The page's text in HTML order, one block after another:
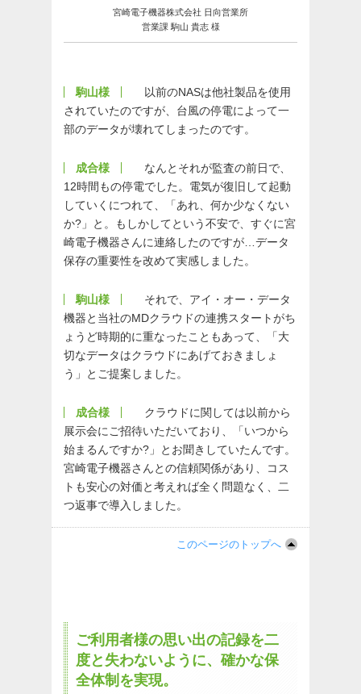
宮崎電子機器株式会社 日向営業所
営業課 駒山 貴志 様
駒山様
以前のNASは他社製品を使用
されていたのですが、台風の停電によって一
部のデータが壊れてしまったのです。
成合様
なんとそれが監査の前日で、
12時間もの停電でした。電気が復旧して起動
していくにつれて、「あれ、何か少なくない
か?」と。もしかしてという不安で、すぐに宮
崎電子機器さんに連絡したのですが…データ
保存の重要性を改めて実感しました。
駒山様
それで、アイ・オー・データ
機器と当社のMDクラウドの連携スタートがち
ょうど時期的に重なったこともあって、「大
切なデータはクラウドにあげておきましょ
う」とご提案しました。
成合様
クラウドに関しては以前から
展示会にご招待いただいており、「いつから
始まるんですか?」とお聞きしていたんです。
宮崎電子機器さんとの信頼関係があり、コス
トも安心の対価と考えれば全く問題なく、二
つ返事で導入しました。
このページのトップへ
ご利用者様の思い出の記録を二
度と失わないように、確かな保
全体制を実現。